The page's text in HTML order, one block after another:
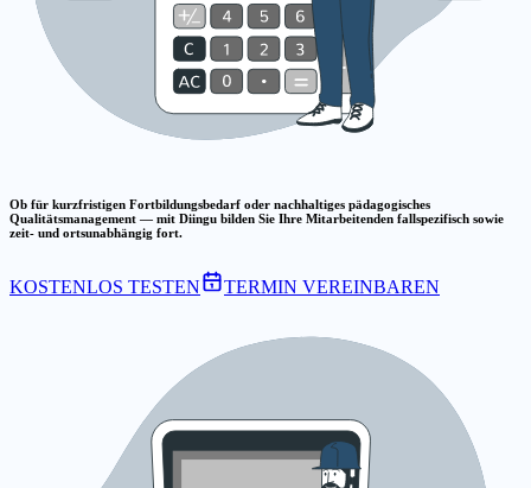
Ob für kurzfristigen Fortbildungsbedarf oder nachhaltiges pädagogisches
Qualitätsmanagement — mit Diingu bilden Sie Ihre Mitarbeitenden fallspezifisch sowie
zeit- und ortsunabhängig fort.
KOSTENLOS TESTEN TERMIN VEREINBAREN